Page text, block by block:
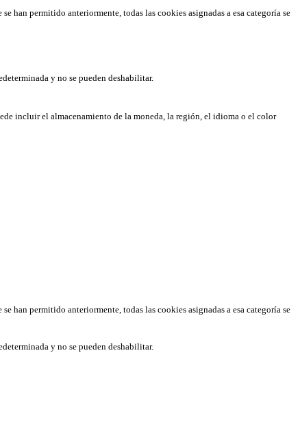
han permitido anteriormente, todas las cookies asignadas a esa categoría se
y no se pueden deshabilitar.
incluir el almacenamiento de la moneda, la región, el idioma o el color
han permitido anteriormente, todas las cookies asignadas a esa categoría se
y no se pueden deshabilitar.